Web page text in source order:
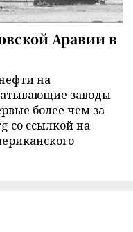
Аравии в
на
заводы
более чем за
со ссылкой на